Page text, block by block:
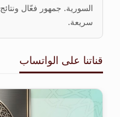
السورية. جمهور فعّال ونتائج
سريعة.
قناتنا على الواتساب